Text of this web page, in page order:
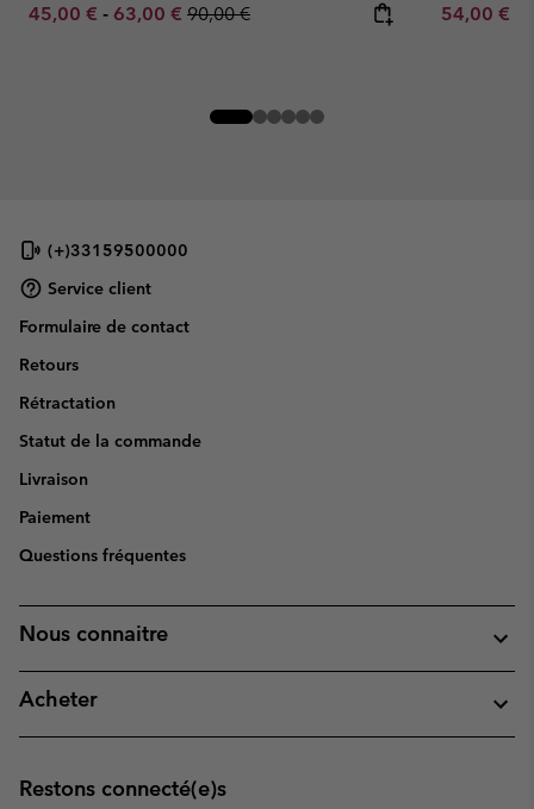
Minimum sale price:
45,00 € - Maximum sale price:
63,00 € Regular price:
90,00 € Minimum
54,00 €
(+)33159500000
Service client
Formulaire de contact
Retours
Rétractation
Statut de la commande
Livraison
Paiement
Questions fréquentes
Nous connaitre
Acheter
Restons connecté(e)s